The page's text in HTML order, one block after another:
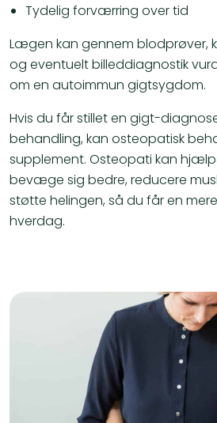
Tydelig forværring over tid
Lægen kan gennem blodprøver,
og eventuelt billeddiagnostik
om en autoimmun gigtsygdom.
Hvis du får stillet en gigt-
behandling, kan osteopatisk
supplement. Osteopati kan
bevæge sig bedre, reducere
støtte helingen, så du får en
hverdag.